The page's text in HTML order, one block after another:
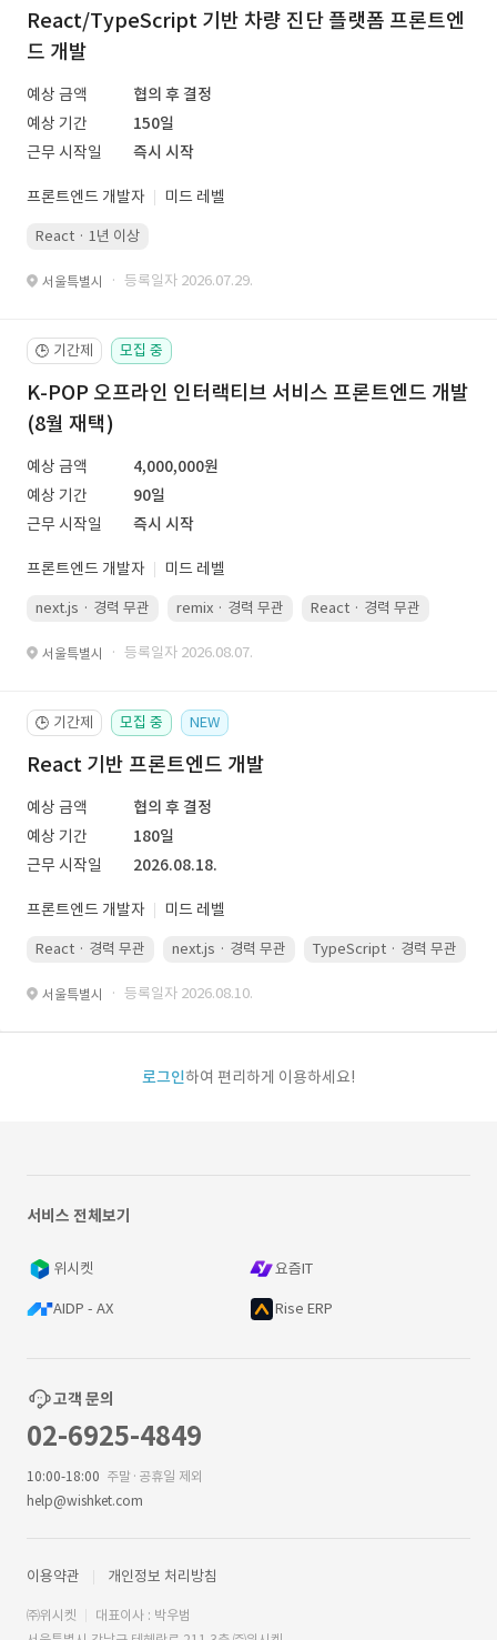
React/TypeScript 기반 차량 진단 플랫폼 프론트엔
드 개발
예상 금액
협의 후 결정
예상 기간
150일
근무 시작일
즉시 시작
프론트엔드 개발자 미드 레벨
React · 1년 이상
서울특별시 · 등록일자 2026.07.29.
🕒 기간제 모집 중
K-POP 오프라인 인터랙티브 서비스 프론트엔드 개발
(8월 재택)
예상 금액
4,000,000원
예상 기간
90일
근무 시작일
즉시 시작
프론트엔드 개발자 미드 레벨
next.js · 경력 무관 remix · 경력 무관 React · 경력 무관
서울특별시 · 등록일자 2026.08.07.
🕒 기간제 모집 중 NEW
React 기반 프론트엔드 개발
예상 금액
협의 후 결정
예상 기간
180일
근무 시작일
2026.08.18.
프론트엔드 개발자 미드 레벨
React · 경력 무관 next.js · 경력 무관 TypeScript · 경력 무관
서울특별시 · 등록일자 2026.08.10.
로그인하여 편리하게 이용하세요!
서비스 전체보기
위시켓 요즘IT
AIDP - AX Rise ERP
고객 문의
02-6925-4849
10:00-18:00 주말·공휴일 제외
help@wishket.com
이용약관 개인정보 처리방침
㈜위시켓
대표이사 : 박우범